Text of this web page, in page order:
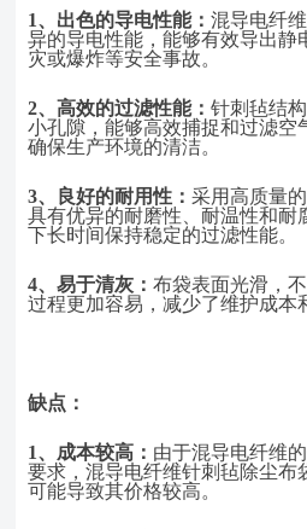
1、 出色的导电性能：混导电纤
异的导电性能，能够有效导出静
灾或爆炸等安全事故。
2、高效的过滤性能：针刺毡结
小孔隙，能够高效捕捉和过滤空
确保生产环境的清洁。
3、 良好的耐用性：采用高质量
具有优异的耐磨性、耐温性和耐
下长时间保持稳定的过滤性能。
4、易于清灰：布袋表面光滑，
过程更加容易，减少了维护成本
缺点：
1、 成本较高： 由于混导电纤维
要求，混导电纤维针刺毡除尘布
可能导致其价格较高。